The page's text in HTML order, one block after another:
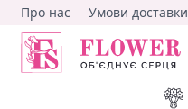
Про нас Умови доставки